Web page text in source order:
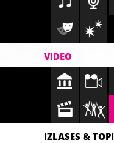
VIDEO
IZLASES & TOPI